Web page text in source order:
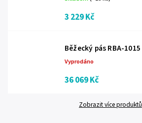
3 229 Kč
Běžecký pás RBA-1015
Vyprodáno
36 069 Kč
Zobrazit více produktů